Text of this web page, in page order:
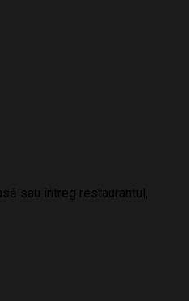
sau întreg restaurantul,